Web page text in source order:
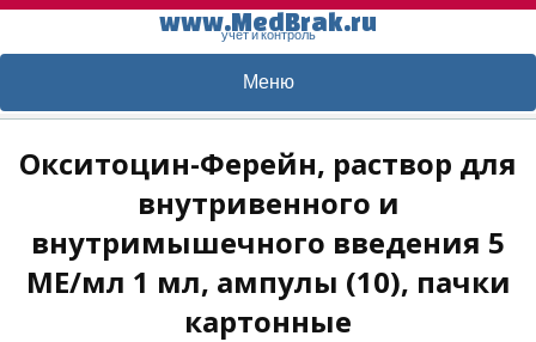
www.MedBrak.ru
учет и контроль
Меню
Окситоцин-Ферейн, раствор для
внутривенного и
внутримышечного введения 5
МЕ/мл 1 мл, ампулы (10), пачки
картонные